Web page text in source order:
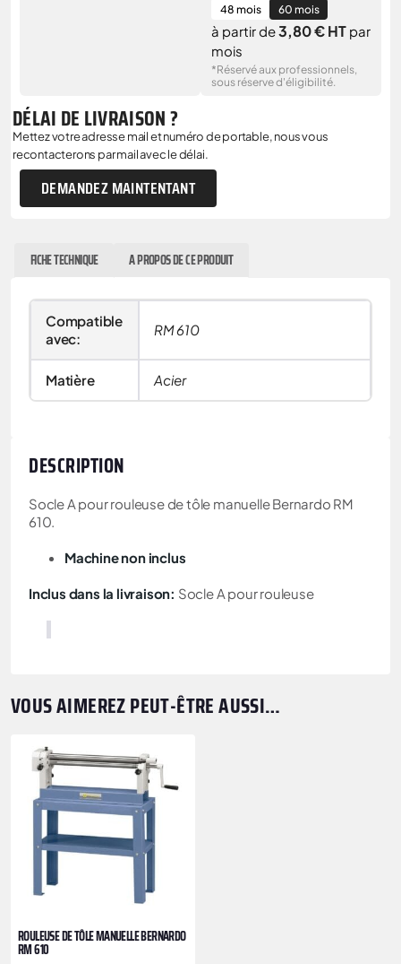
48 mois
60 mois
à partir de3,80 € HT par
mois
*Réservé aux professionnels,
sous réserve d'éligibilité.
DÉLAI DE LIVRAISON ?
Mettez votre adresse mail et numéro de portable, nous vous
recontacterons par mail avec le délai.
DEMANDEZ MAINTENTANT
FICHE TECHNIQUE A PROPOS DE CE PRODUIT
Compatible
avec:
RM 610
Matière Acier
DESCRIPTION
Socle A pour rouleuse de tôle manuelle Bernardo RM
610.
Machine non inclus
Inclus dans la livraison: Socle A pour rouleuse
VOUS AIMEREZ PEUT-ÊTRE AUSSI…
ROULEUSE DE TÔLE MANUELLE BERNARDO
RM 610